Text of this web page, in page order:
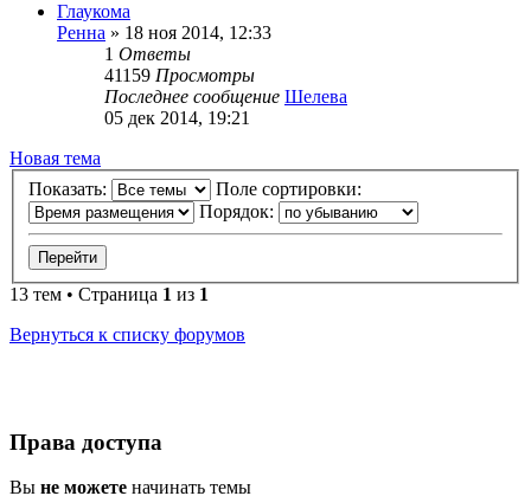
Глаукома
Ренна » 18 ноя 2014, 12:33
1 Ответы
41159 Просмотры
Последнее сообщение Шелева
05 дек 2014, 19:21
Новая тема
Показать:
Поле сортировки:
Порядок:
13 тем • Страница 1 из 1
Вернуться к списку форумов
Права доступа
Вы не можете начинать темы